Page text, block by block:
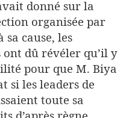
donné sur la
organisée par
cause, les
dû révéler qu’il y
pour que M. Biya
si les leaders de
toute sa